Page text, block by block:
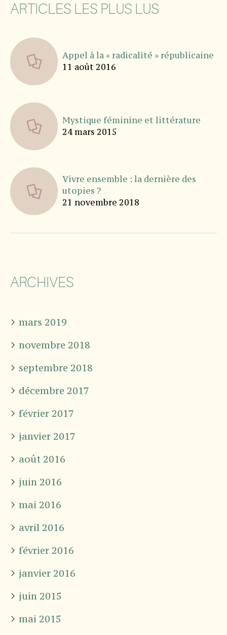
ARTICLES LES PLUS LUS
Appel à la « radicalité » républicaine
11 août 2016
Mystique féminine et littérature
24 mars 2015
Vivre ensemble : la dernière des
utopies ?
21 novembre 2018
ARCHIVES
mars 2019
novembre 2018
septembre 2018
décembre 2017
février 2017
janvier 2017
août 2016
juin 2016
mai 2016
avril 2016
février 2016
janvier 2016
juin 2015
mai 2015